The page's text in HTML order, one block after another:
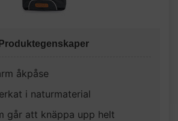
Produktegenskaper
åkpåse
i naturmaterial
går att knäppa upp helt